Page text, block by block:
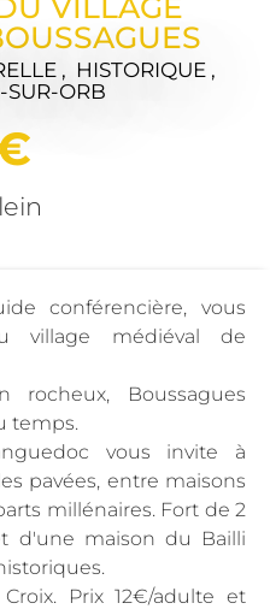
, HISTORIQUE ,
SUR-ORB
conférencière, vous
village médiéval de
rocheux, Boussagues
temps.
vous invite à
pavées, entre maisons
millénaires. Fort de 2
d'une maison du Bailli
Prix 12€/adulte et